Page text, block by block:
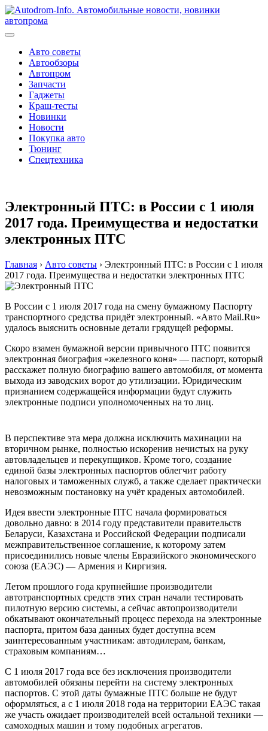
Перейти
к
содержимому
Авто советы
Автообзоры
Автопром
Запчасти
Гаджеты
Краш-тесты
Новинки
Новости
Покупка авто
Тюнинг
Спецтехника
Электронный ПТС: в России с 1 июля
2017 года. Преимущества и недостатки
электронных ПТС
Главная › Авто советы › Электронный ПТС: в России с 1 июля
2017 года. Преимущества и недостатки электронных ПТС
В России с 1 июля 2017 года на смену бумажному Паспорту
транспортного средства придёт электронный. «Авто Mail.Ru»
удалось выяснить основные детали грядущей реформы.
Скоро взамен бумажной версии привычного ПТС появится
электронная биография «железного коня» — паспорт, который
расскажет полную биографию вашего автомобиля, от момента
выхода из заводских ворот до утилизации. Юридическим
признанием содержащейся информации будут служить
электронные подписи уполномоченных на то лиц.
В перспективе эта мера должна исключить махинации на
вторичном рынке, полностью искоренив нечистых на руку
автовладельцев и перекупщиков. Кроме того, создание
единой базы электронных паспортов облегчит работу
налоговых и таможенных служб, а также сделает практически
невозможным постановку на учёт краденых автомобилей.
Идея ввести электронные ПТС начала формироваться
довольно давно: в 2014 году представители правительств
Беларуси, Казахстана и Российской Федерации подписали
межправительственное соглашение, к которому затем
присоединились новые члены Евразийского экономического
союза (ЕАЭС) — Армения и Киргизия.
Летом прошлого года крупнейшие производители
автотранспортных средств этих стран начали тестировать
пилотную версию системы, а сейчас автопроизводители
обкатывают окончательный процесс перехода на электронные
паспорта, притом база данных будет доступна всем
заинтересованным участникам: автодилерам, банкам,
страховым компаниям…
С 1 июля 2017 года все без исключения производители
автомобилей обязаны перейти на систему электронных
паспортов. С этой даты бумажные ПТС больше не будут
оформляться, а с 1 июля 2018 года на территории ЕАЭС такая
же участь ожидает производителей всей остальной техники —
самоходных машин и тому подобных агрегатов.